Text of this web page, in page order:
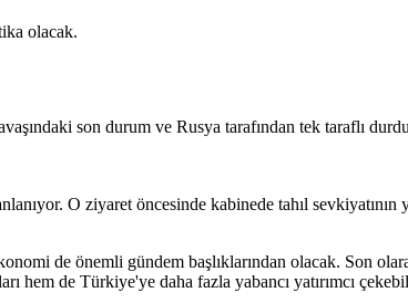
olacak.
son durum ve Rusya tarafından tek taraflı
O ziyaret öncesinde kabinede tahıl sevkiyatının
de önemli gündem başlıklarından olacak. Son
hem de Türkiye'ye daha fazla yabancı yatırımcı